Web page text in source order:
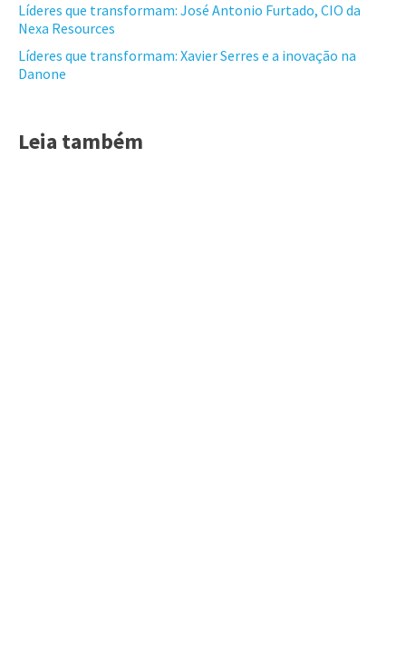
Líderes que transformam: José Antonio Furtado, CIO da
Nexa Resources
Líderes que transformam: Xavier Serres e a inovação na
Danone
Leia também